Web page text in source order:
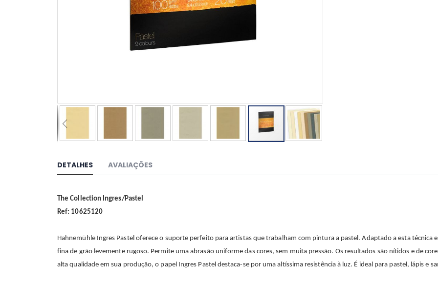
o
início
de
imagens
DETALHES
The Collection Ingres/Pastel
Ref: 10625120
Hahnemühle Ingres Pastel oferece o suporte perfeito para artistas que trabalham com pintura a pastel. Adaptado a esta técnica
fina de grão levemente rugoso. Permite uma abrasão uniforme das cores, sem muita pressão. Os resultados são nítidos e de
alta qualidade em sua produção, o papel Ingres Pastel destaca-se por uma altíssima resistência à luz. É ideal para pastel, lápis e
AVALIAÇÕES